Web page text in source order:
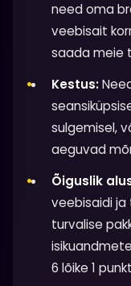
need oma
veebisait
saada meie
Kestus:
sulgemisel,
aeguvad
Õiguslik
veebisaidi
turvalise
6 lõike 1